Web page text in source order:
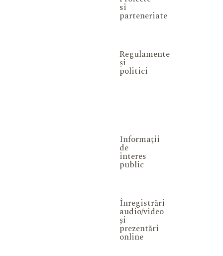
si
parteneriate
Regulamente
și
politici
Informații
de
interes
public
Înregistrări
audio/video
și
prezentări
online